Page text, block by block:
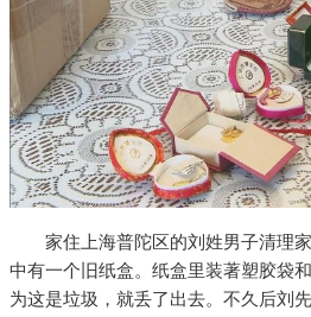
家住上海普陀区的刘姓男子清理
中有一个旧纸盒。纸盒里装著塑胶袋
为这是垃圾，就丢了出去。不久后刘